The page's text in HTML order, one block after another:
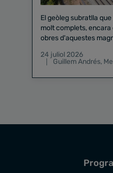
El geòleg subratlla
molt complets, encara
obres d'aquestes
24 juliol 2026
Guillem Andrés,